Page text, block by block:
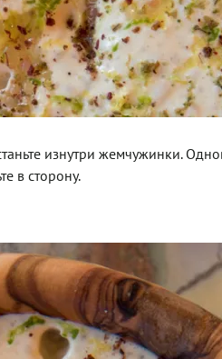
изнутри жемчужинки.
в сторону.